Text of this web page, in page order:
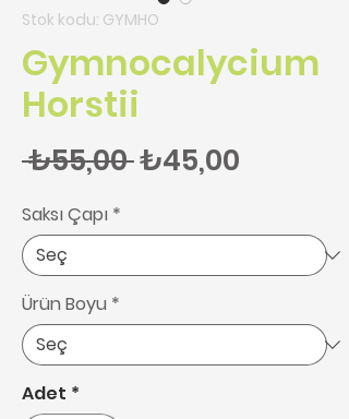
Stok kodu: GYMHO
Gymnocalycium
Horstii
₺55,00 Normal Fiyat
₺45,00
Saksı Çapı *
Ürün Boyu *
Adet *